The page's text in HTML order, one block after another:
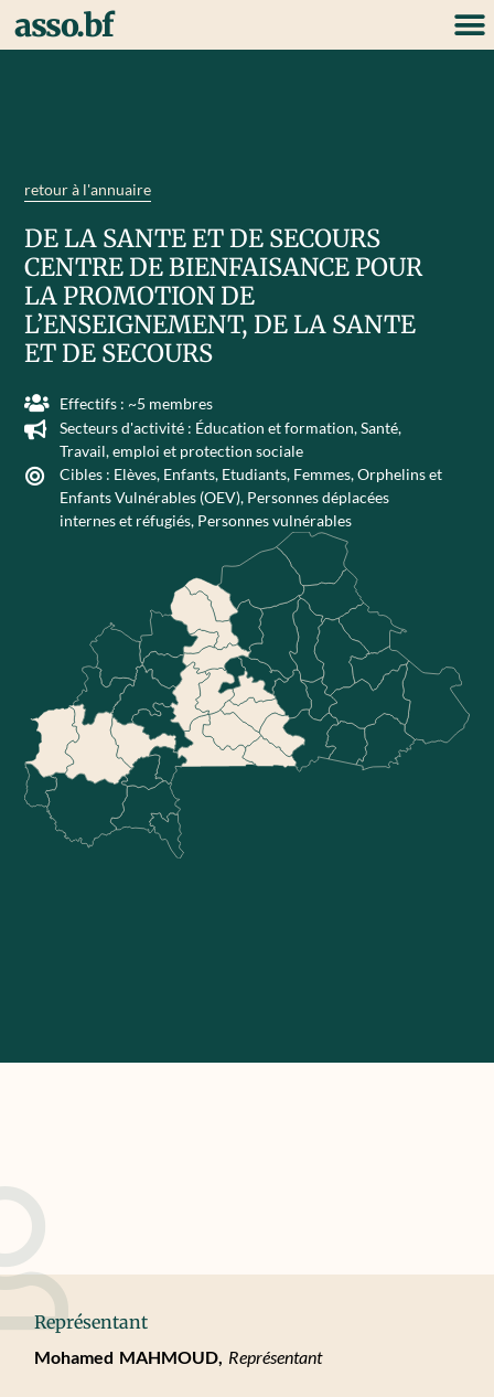
asso.bf
retour à l'annuaire
DE LA SANTE ET DE SECOURS
CENTRE DE BIENFAISANCE POUR
LA PROMOTION DE
L’ENSEIGNEMENT, DE LA SANTE
ET DE SECOURS
Effectifs : ~5 membres
Secteurs d'activité : Éducation et formation,Santé,
Travail, emploi et protection sociale
Cibles : Elèves, Enfants, Etudiants, Femmes,Orphelins et
Enfants Vulnérables (OEV), Personnes déplacées
internes et réfugiés, Personnes vulnérables
Représentant
Mohamed MAHMOUD, Représentant